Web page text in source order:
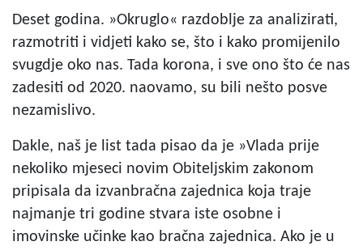
Deset godina. »Okruglo« razdoblje za analizirati,
razmotriti i vidjeti kako se, što i kako promijenilo
svugdje oko nas. Tada korona, i sve ono što će nas
zadesiti od 2020. naovamo, su bili nešto posve
nezamislivo.
Dakle, naš je list tada pisao da je »Vlada prije
nekoliko mjeseci novim Obiteljskim zakonom
pripisala da izvanbračna zajednica koja traje
najmanje tri godine stvara iste osobne i
imovinske učinke kao bračna zajednica. Ako je u